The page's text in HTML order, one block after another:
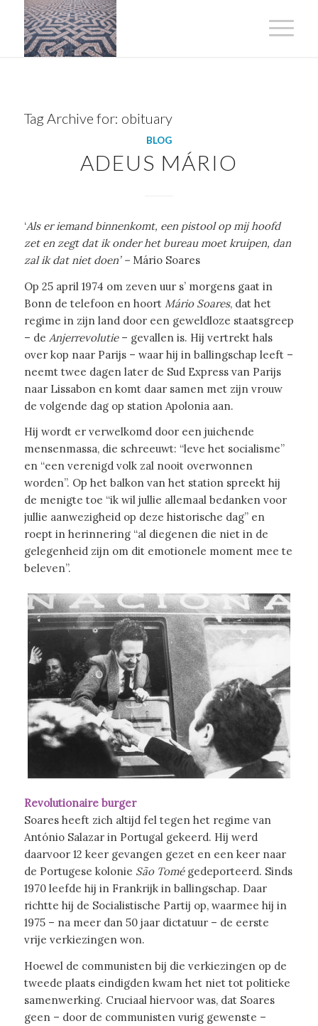
Tag Archive for: obituary
BLOG
ADEUS MÁRIO
‘Als er iemand binnenkomt, een pistool op mij hoofd
zet en zegt dat ik onder het bureau moet kruipen, dan
zal ik dat niet doen’ – Mário Soares
Op 25 april 1974 om zeven uur s’ morgens gaat in
Bonn de telefoon en hoort Mário Soares, dat het
regime in zijn land door een geweldloze staatsgreep
– de Anjerrevolutie– gevallen is. Hij vertrekt hals
over kop naar Parijs – waar hij in ballingschap leeft –
neemt twee dagen later de Sud Express van Parijs
naar Lissabon en komt daar samen met zijn vrouw
de volgende dag op station Apolonia aan.
Hij wordt er verwelkomd door een juichende
mensenmassa, die schreeuwt: “leve het socialisme”
en “een verenigd volk zal nooit overwonnen
worden”. Op het balkon van het station spreekt hij
de menigte toe “ik wil jullie allemaal bedanken voor
jullie aanwezigheid op deze historische dag” en
roept in herinnering “al diegenen die niet in de
gelegenheid zijn om dit emotionele moment mee te
beleven”.
Revolutionaire burger
Soares heeft zich altijd fel tegen het regime van
António Salazar in Portugal gekeerd. Hij werd
daarvoor 12 keer gevangen gezet en een keer naar
de Portugese kolonie São Tomégedeporteerd. Sinds
1970 leefde hij in Frankrijk in ballingschap. Daar
richtte hij de Socialistische Partij op, waarmee hij in
1975 – na meer dan 50 jaar dictatuur – de eerste
vrije verkiezingen won.
Hoewel de communisten bij die verkiezingen op de
tweede plaats eindigden kwam het niet tot politieke
samenwerking. Cruciaal hiervoor was, dat Soares
geen – door de communisten vurig gewenste –